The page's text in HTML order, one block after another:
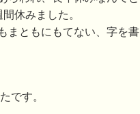
休みました。
まともにもてない、字を書
です。